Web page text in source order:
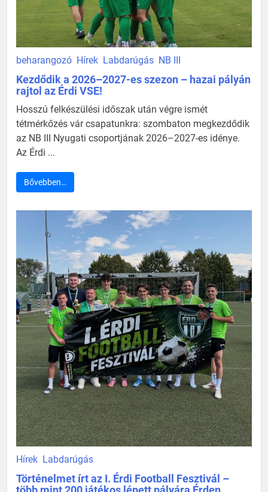
beharangozó Hírek Labdarúgás NB III
Kezdődik a 2026–2027-es szezon – hazai pályán
rajtol az Érdi VSE!
Hosszú felkészülési időszak után végre ismét
tétmérkőzés vár csapatunkra: szombaton megkezdődik
az NB III Nyugati csoportjának 2026–2027-es idénye.
Az Érdi ...
Bővebben…
Hírek Labdarúgás
Történelmet írt az I. Érdi Football Fesztivál –